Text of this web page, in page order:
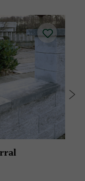
a kerítések és
festhető.
platina fedlap
kerítéskőhöz a
(fedlap nem
árnyalt
a Friedl Steinwerke a
ellenében a